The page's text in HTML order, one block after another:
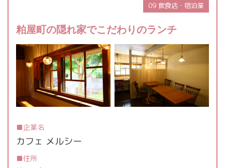
09 飲食店・宿泊業
粕屋町の隠れ家でこだわりのランチ
企業名
カフェ メルシー
住所